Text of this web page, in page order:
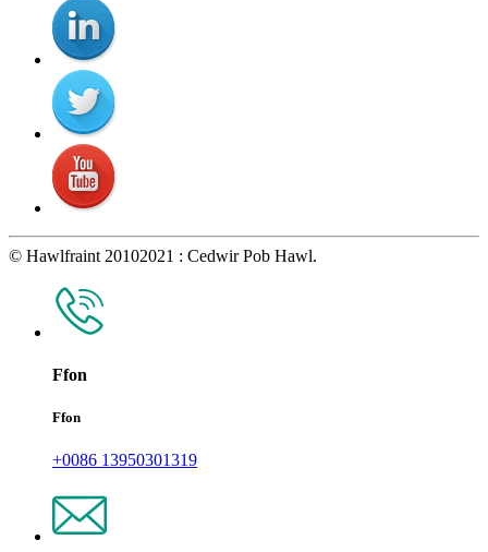
© Hawlfraint 20102021 : Cedwir Pob Hawl.
Ffon
Ffon
+0086 13950301319